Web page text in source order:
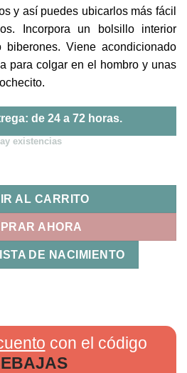
y así puedes ubicarlos más fácil
Incorpora un bolsillo interior
Viene acondicionado
para colgar en el hombro y unas
de 24 a 72 horas.
existencias
Pasito a Pasito cantidad
AL CARRITO
AHORA
DE NACIMIENTO
con el código